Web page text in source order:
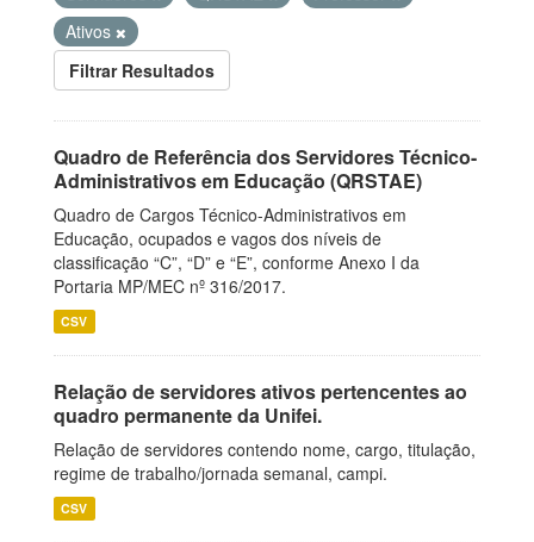
Ativos
Filtrar Resultados
Quadro de Referência dos Servidores Técnico-
Administrativos em Educação (QRSTAE)
Quadro de Cargos Técnico-Administrativos em
Educação, ocupados e vagos dos níveis de
classificação “C”, “D” e “E”, conforme Anexo I da
Portaria MP/MEC nº 316/2017.
CSV
Relação de servidores ativos pertencentes ao
quadro permanente da Unifei.
Relação de servidores contendo nome, cargo, titulação,
regime de trabalho/jornada semanal, campi.
CSV